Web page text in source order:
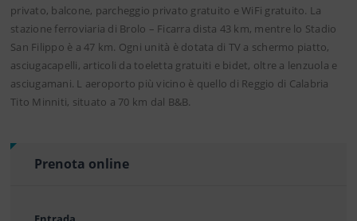
privato, balcone, parcheggio privato gratuito e WiFi gratuito. La
stazione ferroviaria di Brolo – Ficarra dista 43 km, mentre lo Stadio
San Filippo è a 47 km. Ogni unità è dotata di TV a schermo piatto,
asciugacapelli, articoli da toeletta gratuiti e bidet, oltre a lenzuola e
asciugamani. L aeroporto più vicino è quello di Reggio di Calabria
Tito Minniti, situato a 70 km dal B&B.
Prenota online